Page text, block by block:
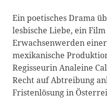
Ein poetisches Drama
lesbische Liebe, ein
Erwachsenwerden
mexikanische
Regisseurin Analeine
Recht auf Abtreibung
Fristenlösung in